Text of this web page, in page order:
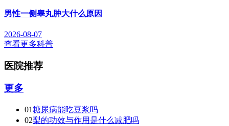
男性一侧睾丸肿大什么原因
2026-08-07
查看更多科普
医院推荐
更多
01糖尿病能吃豆浆吗
02梨的功效与作用是什么减肥吗